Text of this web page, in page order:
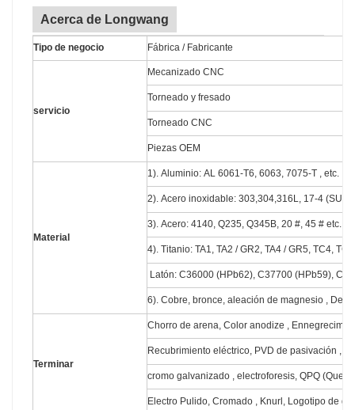
Acerca de Longwang
Tipo de negocio Fábrica / Fabricante
servicio
Mecanizado CNC
Torneado y fresado
Torneado CNC
Piezas OEM
Material
1). Aluminio: AL 6061-T6, 6063, 7075-T , etc.
2). Acero inoxidable: 303,304,316L, 17-4
3). Acero: 4140, Q235, Q345B, 20 #, 45 # etc.
4). Titanio: TA1, TA2 / GR2, TA4 / GR5, TC4,
Latón: C36000 (HPb62), C37700 (HPb59),
6). Cobre, bronce, aleación de magnesio ,
Terminar
Chorro de arena, Color anodize ,
Recubrimiento eléctrico, PVD de pasivación ,
cromo galvanizado , electroforesis, QPQ
Electro Pulido, Cromado , Knurl, Logotipo de